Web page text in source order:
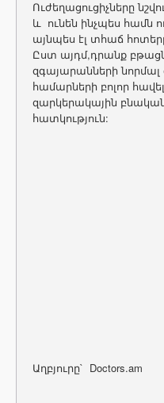
Ուժեղացուցիչները
և ունեն ինչպես համն
այնպես էլ տհաճ
Ըստ այդմ,դրանք
զգայարանների նորմալ
համարների բոլոր
զարկերակային
հատկություն:
Աղբյուրը` Doctors.am